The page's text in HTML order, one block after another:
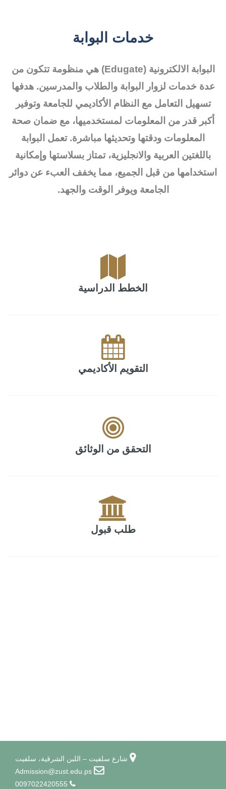
خدمات البوابة
البوابة الالكترونية (Edugate) هي منظومة تتكون من
عدة خدمات لزوار البوابة والطلاب والمدرسين. هدفها
تسهيل التعامل مع النظام الأكاديمي للجامعة وتوفير
أكبر قدر من المعلومات لمستخدميها، مع ضمان صحة
المعلومات ودقتها وتحديثها مباشرة. تعمل البوابة
باللغتين العربية والانجليزية، تمتاز بسلاستها وإمكانية
استخدامها من قبل الجميع، مما يخفف العبء عن دوائر
الجامعة ويوفر الوقت والجهد.
الخطط الدراسية
التقويم الأكاديمي
التحقق من الوثائق
طلب قبول
شارع سلفيت – اللبن الشرقية، سلفيت
Admission@zust.edu.ps